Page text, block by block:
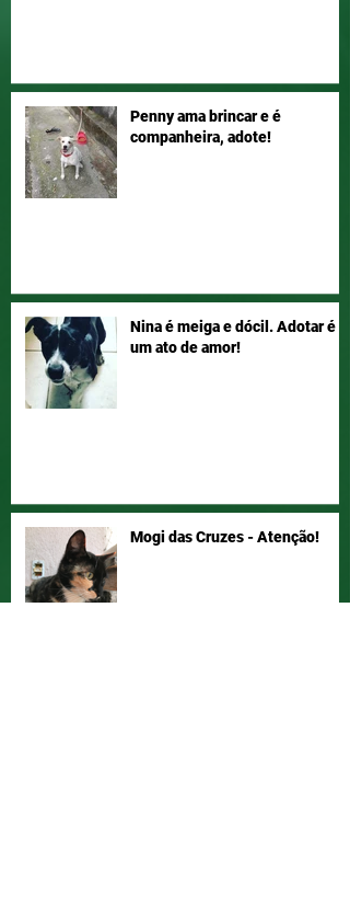
Penny ama brincar e é
companheira, adote!
Nina é meiga e dócil. Adotar é
um ato de amor!
Mogi das Cruzes - Atenção!